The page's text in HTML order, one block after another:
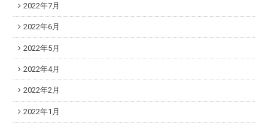
2022年7月
2022年6月
2022年5月
2022年4月
2022年2月
2022年1月